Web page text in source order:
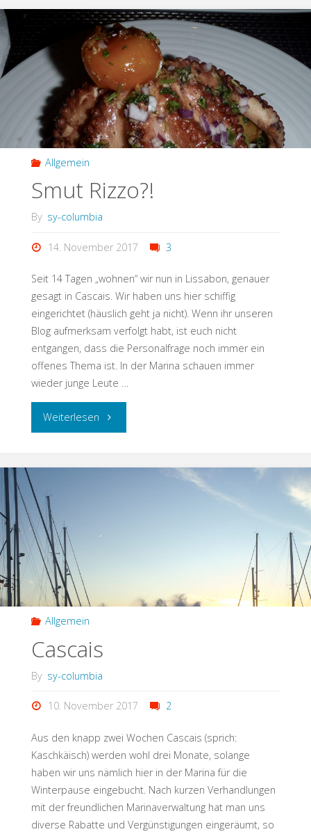
Allgemein
Smut Rizzo?!
By sy-columbia
14. November 2017 3
Seit 14 Tagen „wohnen“ wir nun in Lissabon, genauer
gesagt in Cascais. Wir haben uns hier schiffig
eingerichtet (häuslich geht ja nicht). Wenn ihr unseren
Blog aufmerksam verfolgt habt, ist euch nicht
entgangen, dass die Personalfrage noch immer ein
offenes Thema ist. In der Marina schauen immer
wieder junge Leute …
Weiterlesen
Allgemein
Cascais
By sy-columbia
10. November 2017 2
Aus den knapp zwei Wochen Cascais (sprich:
Kaschkäisch) werden wohl drei Monate, solange
haben wir uns nämlich hier in der Marina für die
Winterpause eingebucht. Nach kurzen Verhandlungen
mit der freundlichen Marinaverwaltung hat man uns
diverse Rabatte und Vergünstigungen eingeräumt, so